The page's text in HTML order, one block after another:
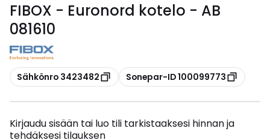
FIBOX - Euronord kotelo - AB
081610
Kopioi
Sähkönro 3423482 Kopioi
Sonepar-ID 100099773
Kirjaudu sisään tai luo tili tarkistaaksesi hinnan ja
tehdäksesi tilauksen